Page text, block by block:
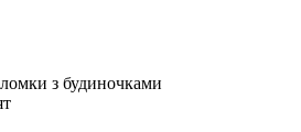
з будиночками